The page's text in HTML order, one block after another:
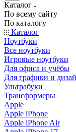
Каталог
По всему сайту
По каталогу
Каталог
Ноутбуки
Все ноутбуки
Игровые ноутбуки
Для офиса и учёбы
Для графики и
Ультрабуки
Трансформеры
Apple
Apple iPhone
Apple iPhone Air